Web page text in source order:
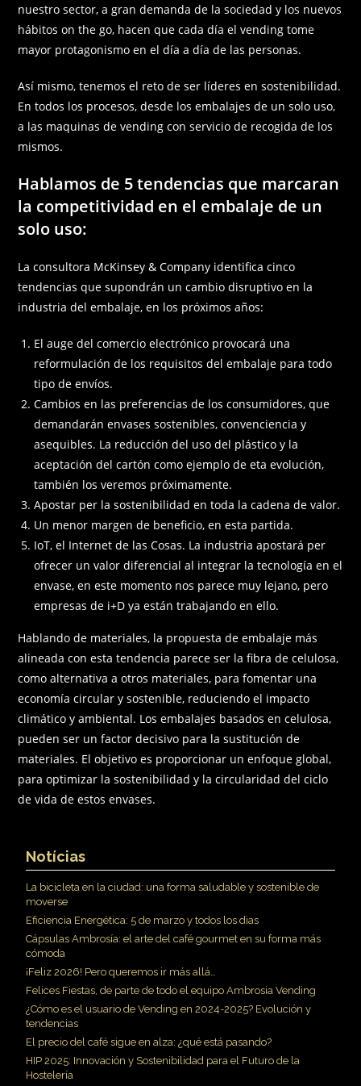
nuestro sector, a gran demanda de la sociedad y los nuevos
hábitos on the go, hacen que cada día el vending tome
mayor protagonismo en el día a día de las personas.
Así mismo, tenemos el reto de ser líderes en sostenibilidad.
En todos los procesos, desde los embalajes de un solo uso,
a las maquinas de vending con servicio de recogida de los
mismos.
Hablamos de 5 tendencias que marcaran
la competitividad en el embalaje de un
solo uso:
La consultora McKinsey & Company identifica cinco
tendencias que supondrán un cambio disruptivo en la
industria del embalaje, en los próximos años:
El auge del comercio electrónico provocará una
reformulación de los requisitos del embalaje para todo
tipo de envíos.
Cambios en las preferencias de los consumidores, que
demandarán envases sostenibles, convenciencia y
asequibles. La reducción del uso del plástico y la
aceptación del cartón como ejemplo de eta evolución,
también los veremos próximamente.
Apostar per la sostenibilidad en toda la cadena de valor.
Un menor margen de beneficio, en esta partida.
IoT, el Internet de las Cosas. La industria apostará per
ofrecer un valor diferencial al integrar la tecnología en el
envase, en este momento nos parece muy lejano, pero
empresas de i+D ya están trabajando en ello.
Hablando de materiales, la propuesta de embalaje más
alineada con esta tendencia parece ser la fibra de celulosa,
como alternativa a otros materiales, para fomentar una
economía circular y sostenible, reduciendo el impacto
climático y ambiental. Los embalajes basados en celulosa,
pueden ser un factor decisivo para la sustitución de
materiales. El objetivo es proporcionar un enfoque global,
para optimizar la sostenibilidad y la circularidad del ciclo
de vida de estos envases.
Notícias
La bicicleta en la ciudad: una forma saludable y sostenible de
moverse
Eficiencia Energética: 5 de marzo y todos los dias
Cápsulas Ambrosía: el arte del café gourmet en su forma más
cómoda
¡Feliz 2026! Pero queremos ir más allá…
Felices Fiestas, de parte de todo el equipo Ambrosia Vending
¿Cómo es el usuario de Vending en 2024-2025? Evolución y
tendencias
El precio del café sigue en alza: ¿qué está pasando?
HIP 2025: Innovación y Sostenibilidad para el Futuro de la
Hostelería